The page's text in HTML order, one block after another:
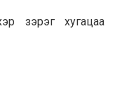
зэрэг хугацаа